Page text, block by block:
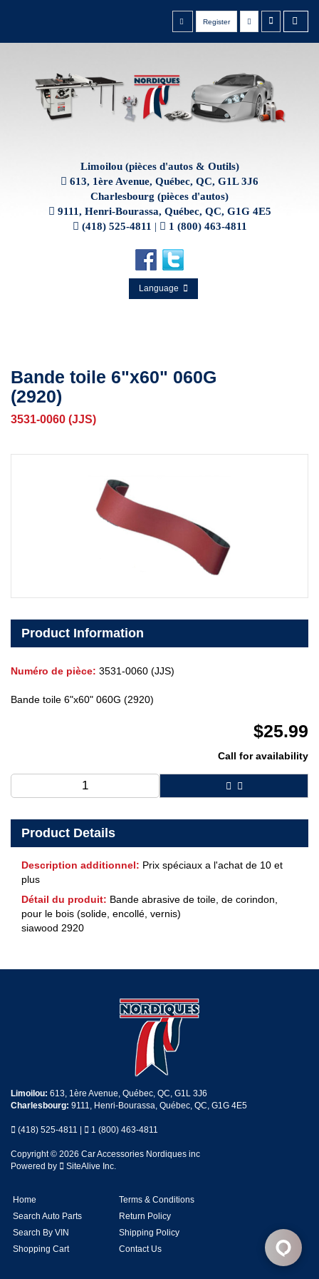
Register
Limoilou (pièces d'autos & Outils)
613, 1ère Avenue, Québec, QC, G1L 3J6
Charlesbourg (pièces d'autos)
9111, Henri-Bourassa, Québec, QC, G1G 4E5
(418) 525-4811 | 1 (800) 463-4811
Language
Bande toile 6"x60" 060G
(2920)
3531-0060 (JJS)
Product Information
Numéro de pièce: 3531-0060 (JJS)
Bande toile 6"x60" 060G (2920)
$25.99
Call for availability
Product Details
Description additionnel: Prix spéciaux a l'achat de 10 et
plus
Détail du produit: Bande abrasive de toile, de corindon,
pour le bois (solide, encollé, vernis)
siawood 2920
Limoilou: 613, 1ère Avenue, Québec, QC, G1L 3J6
Charlesbourg: 9111, Henri-Bourassa, Québec, QC, G1G 4E5
(418) 525-4811 1 (800) 463-4811
Copyright © 2026 Car Accessories Nordiques inc
Powered by
SiteAlive Inc.
Home
Search Auto Parts
Search By VIN
Shopping Cart
Terms & Conditions
Return Policy
Shipping Policy
Contact Us